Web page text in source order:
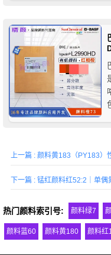
上一篇 : 颜料黄183（PY183）
下一篇 : 锰红颜料红52:2｜单
热门颜料索引号: 颜料绿7
颜料蓝60 颜料黄180 颜料红